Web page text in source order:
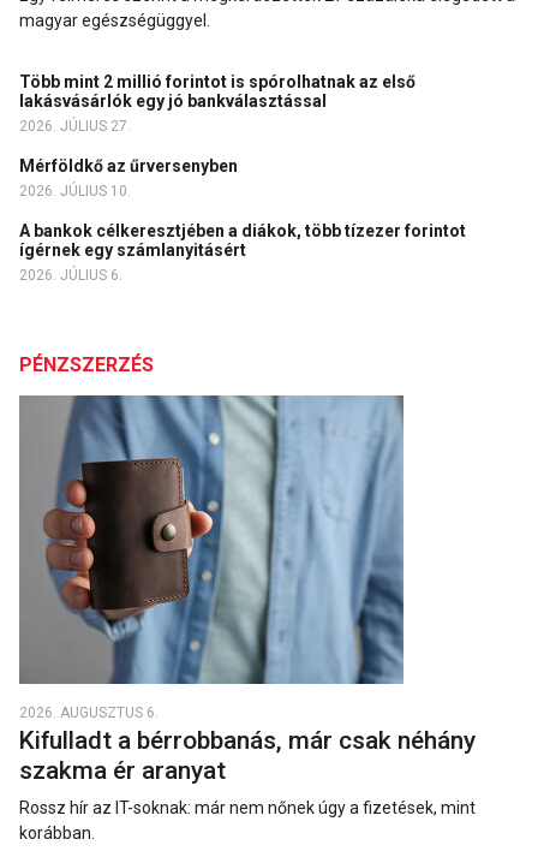
magyar egészségüggyel.
Több mint 2 millió forintot is spórolhatnak az első
lakásvásárlók egy jó bankválasztással
2026. JÚLIUS 27.
Mérföldkő az űrversenyben
2026. JÚLIUS 10.
A bankok célkeresztjében a diákok, több tízezer forintot
ígérnek egy számlanyitásért
2026. JÚLIUS 6.
PÉNZSZERZÉS
2026. AUGUSZTUS 6.
Kifulladt a bérrobbanás, már csak néhány
szakma ér aranyat
Rossz hír az IT-soknak: már nem nőnek úgy a fizetések, mint
korábban.